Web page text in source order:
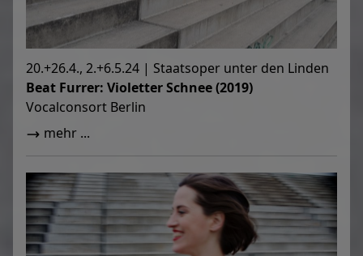
20.+26.4., 2.+6.5.24 | Staatsoper unter den Linden
Beat Furrer: Violetter Schnee (2019)
Vocalconsort Berlin
mehr ...